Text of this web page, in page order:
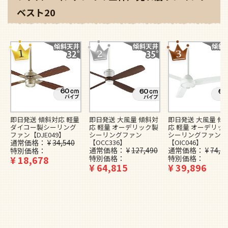
ベスト20
即日発送 傾斜対応 軽量
ダイコー製シーリング
ファン【DJE049】
通常価格 ¥34,540
特別価格
¥18,678
即日発送 大風量 傾斜対
応 軽量 オーデリック製
シーリングファン
【OCC336】
通常価格 ¥127,490
特別価格
¥64,815
即日発送 大風量 傾
応 軽量 オーデリッ
シーリングファン
【OIC046】
通常価格 ¥
特別価格
¥39,896